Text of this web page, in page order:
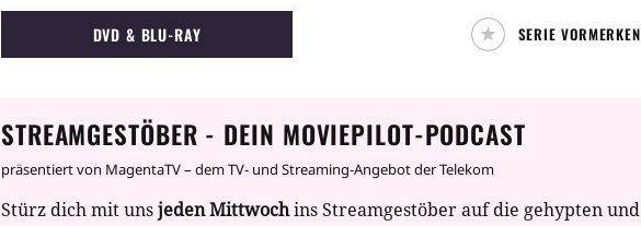
DVD & BLU-RAY SERIE VORMERKEN
STREAMGESTÖBER - DEIN MOVIEPILOT-PODCAST
präsentiert von MagentaTV – dem TV- und Streaming-Angebot der Telekom
Stürz dich mit unsjeden Mittwochins Streamgestöber auf die gehypten und